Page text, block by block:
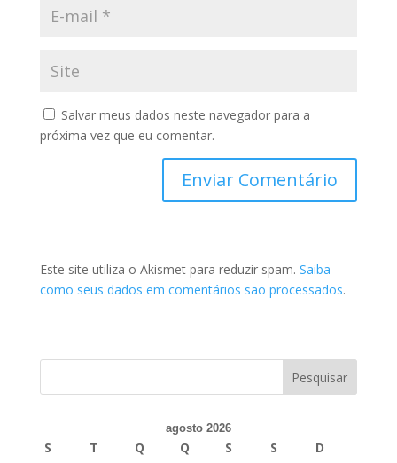
Salvar meus dados neste navegador para a
próxima vez que eu comentar.
Este site utiliza o Akismet para reduzir spam. Saiba
como seus dados em comentários são processados.
agosto 2026
S T Q Q S S
D